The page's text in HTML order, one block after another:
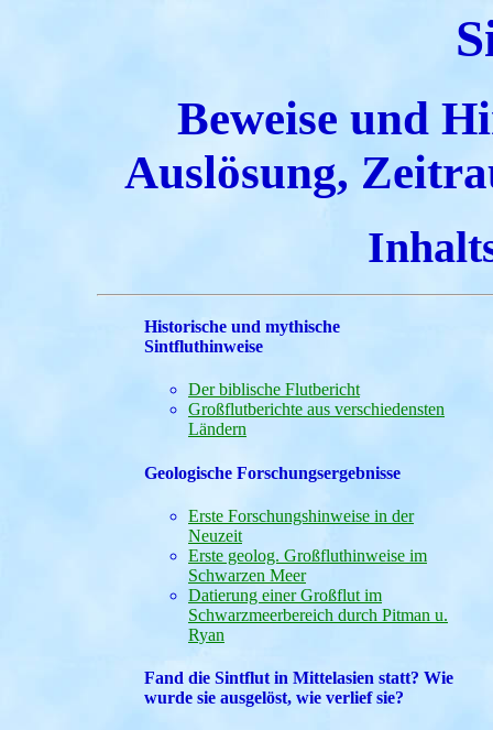
Beweise und
Auslösung,
Historische und mythische
Sintfluthinweise
Der biblische Flutbericht
Großflutberichte aus verschiedensten
Ländern
Geologische Forschungsergebnisse
Erste Forschungshinweise in der
Neuzeit
Erste geolog. Großfluthinweise im
Schwarzen Meer
Datierung einer Großflut im
Schwarzmeerbereich durch Pitman u.
Ryan
Fand die Sintflut in Mittelasien statt? Wie
wurde sie ausgelöst, wie verlief sie?